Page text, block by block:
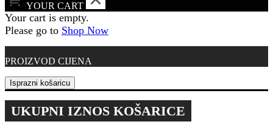
YOUR CART
Your cart is empty.
Please go to Shop Now
PROIZVOD CIJENA
Isprazni košaricu
UKUPNI IZNOS KOŠARICE